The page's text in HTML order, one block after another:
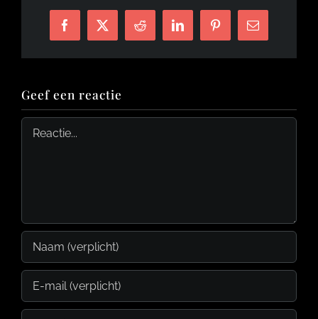
Facebook
X Reddit LinkedInPinterest
E-
mail
Geef een reactie
Reactie